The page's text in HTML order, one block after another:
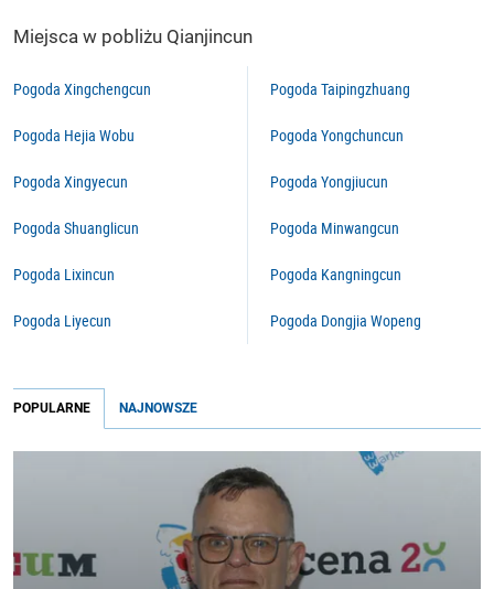
Miejsca w pobliżu Qianjincun
Pogoda Xingchengcun
Pogoda Hejia Wobu
Pogoda Xingyecun
Pogoda Shuanglicun
Pogoda Lixincun
Pogoda Liyecun
Pogoda Taipingzhuang
Pogoda Yongchuncun
Pogoda Yongjiucun
Pogoda Minwangcun
Pogoda Kangningcun
Pogoda Dongjia Wopeng
POPULARNE NAJNOWSZE